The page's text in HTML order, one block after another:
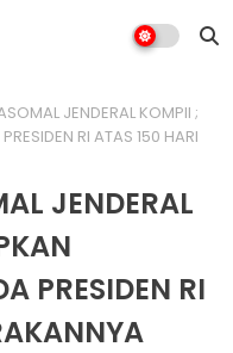
JENDERAL KOMPII ;
RI ATAS 150 HARI
JENDERAL
PRESIDEN RI